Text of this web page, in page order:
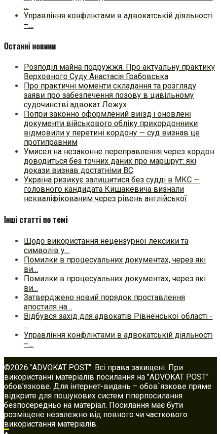
…
Управління конфліктами в адвокатській діяльності
–…
Останні новини
Розподіл майна подружжя. Про актуальну практику
Верховного Суду Анастасія Грабовська
Про практичні моменти складання та розгляду
заяви про забезпечення позову в цивільному
судочинстві адвокат Лежух
Попри законно оформлений виїзд і оновлені
документи військового обліку прикордонники
відмовили у перетині кордону — суд визнав це
протиправним
Умисел на незаконне переправлення через кордон
доводиться без точних даних про маршрут: які
докази визнав достатніми ВС
Україна ризикує залишитися без судді в МКС —
головного кандидата Кишакевича визнали
некваліфікованим через рівень англійської
Інші статті по темі
Щодо використання нецензурної лексики та
символів у…
Помилки в процесуальних документах, через які
ви…
Помилки в процесуальних документах, через які
ви…
Затверджено новий порядок проставлення
апостиля на…
Відбувся захід для адвокатів Рівненської області -
…
Управління конфліктами в адвокатській діяльності
–…
©2026 "ADVOKAT POST". Всі права захищені. При
використанні матеріалів посилання на "ADVOKAT POST"
обов'язкове. Для інтернет-видань – обов`язкове пряме
відкрите для пошукових систем гіперпосилання
безпосередньо на матеріал. Посилання має бути
розміщене незалежно від повного чи часткового
використання матеріалів.